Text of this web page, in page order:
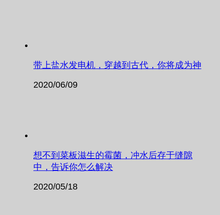
带上盐水发电机，穿越到古代，你将成为神
2020/06/09
想不到菜板滋生的霉菌，冲水后存于缝隙
中，告诉你怎么解决
2020/05/18